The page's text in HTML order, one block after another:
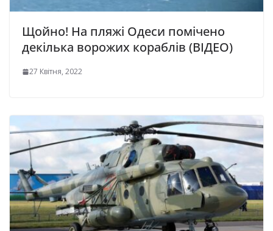
Щойно! На пляжі Одеси помічено
декілька ворожих кораблів (ВІДЕО)
27 Квітня, 2022